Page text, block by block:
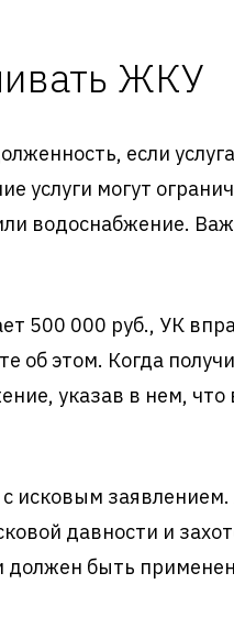
ЖКУ
если
услуги могут
водоснабжение.
500 000 руб., УК
об этом. Когда
указав в нем, что
исковым
давности и
должен быть